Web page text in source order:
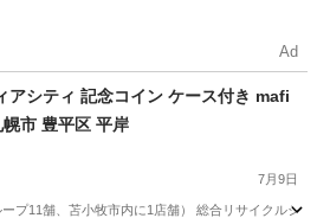
Ad
アシティ 記念コイン ケース付き mafi
市 豊平区 平岸
7月9日
プ11舗、苫小牧市内に1店舗） 総合リサイクル